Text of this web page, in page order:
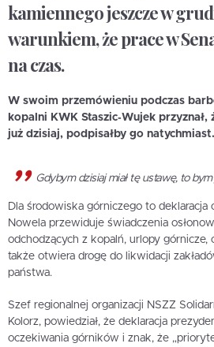
kamiennego jeszcze w
warunkiem, że prace w
na czas.
W swoim przemówieniu podczas
kopalni KWK Staszic‑Wujek
już dzisiaj, podpisałby go natychmiast.
Gdybym dzisiaj miał tę ustawę, to bym
Dla środowiska górniczego to deklaracja
Nowela przewiduje świadczenia
odchodzących z kopalń, urlopy górnicze,
także otwiera drogę do likwidacji
państwa.
Szef regionalnej organizacji NSZZ
Kolorz, powiedział, że deklaracja
oczekiwania górników i znak, że